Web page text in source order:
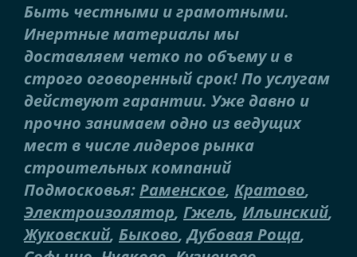
Быть честными и грамотными.
Инертные материалы мы
доставляем четко по объему и в
строго оговоренный срок! По услугам
действуют гарантии. Уже давно и
прочно занимаем одно из ведущих
мест в числе лидеров рынка
строительных компаний
Подмосковья:Раменское, Кратово,
Электроизолятор, Гжель, Ильинский,
Жуковский, Быково,Дубовая Роща,